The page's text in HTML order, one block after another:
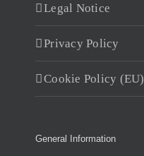
Legal Notice
Privacy Policy
Cookie Policy (EU)
General Information